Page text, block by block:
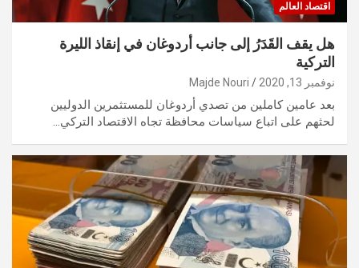
اقتصاد العالم
هل يقف القَدَرُ إلى جانب أردوغان في إنقاذ الليرة
التركية
نوفمبر 13, 2020 Majde Nouri
بعد عامين كاملين من تصدي أردوغان للمستثمرين الدوليين
لحثهم على اتباع سياسات محافظة تجاه الاقتصاد التركي…